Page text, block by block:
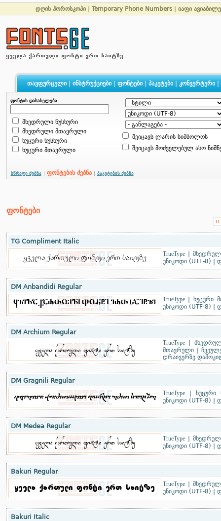
დღის ჰოროსკოპი Temporary Phone Numbers იაფი
თავფურცელი| ინსტრუქციები| ფონტები| პაკეტები| კონვერტერი|
ფონტის დასახელება
მხედრული ნუსხური
მხედრული მთავრული
ხუცური ნუსხური
ხუცური მთავრული
შეიცავს ლარის სიმბოლოს
შეიცავს მოძველებულ ასო
სწრაფი ძებნა ფონტების ძებნა პაკეტების ძებნა
ფონტები
‹‹
TG Compliment Italic
TrueType|
უნიკოდი (UTF-8)
DM Anbandidi Regular
TrueType| ხუცური
უნიკოდი (UTF-8)
DM Archium Regular
TrueType|
მთავრული|
დრაივერზე
DM Gragnili Regular
TrueType| ხუცური
უნიკოდი (UTF-8)
DM Medea Regular
TrueType|
უნიკოდი (UTF-8)
Bakuri Regular
TrueType|
უნიკოდი (UTF-8)
Bakuri Italic